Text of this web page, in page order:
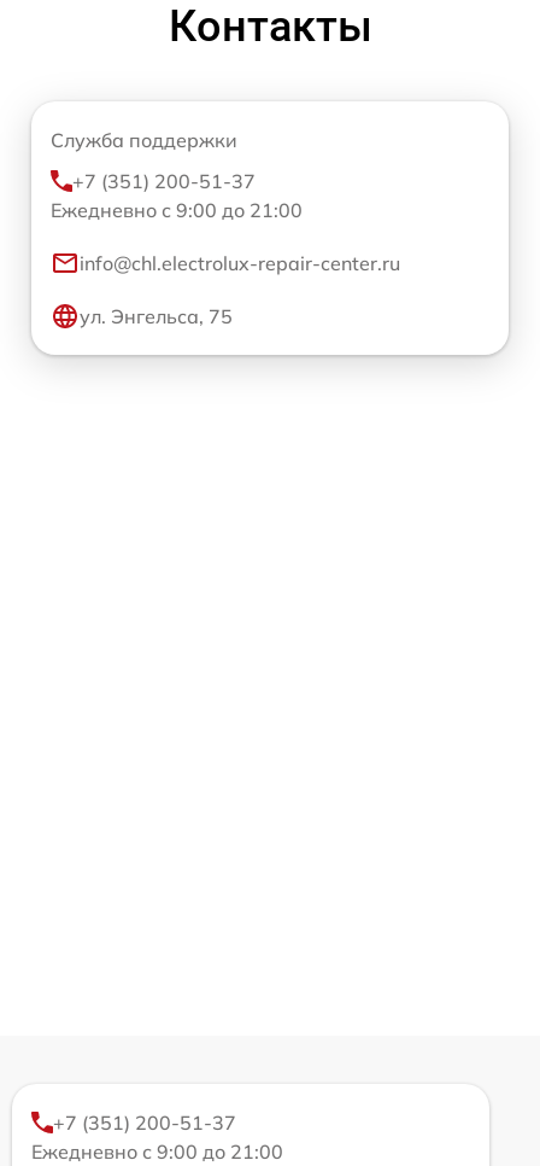
Контакты
Служба поддержки
+7 (351) 200-51-37
Ежедневно с 9:00 до 21:00
info@chl.electrolux-repair-center.ru
ул. Энгельса, 75
+7 (351) 200-51-37
Ежедневно с 9:00 до 21:00